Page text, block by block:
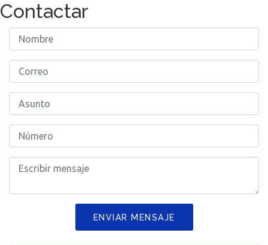
Contactar
ENVIAR MENSAJE